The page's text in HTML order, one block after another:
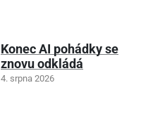
Konec AI pohádky se
znovu odkládá
4. srpna 2026